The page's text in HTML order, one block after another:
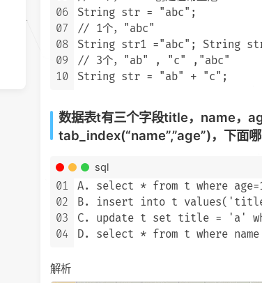
06
07
08
09
10
String str = "abc";
// 1个，"abc"
String str1 ="abc"; String
// 3个，"ab" , "c" ,"abc"
数据表t有三个字段title，name，
tab_index(“name”,”age”)，下面哪
sql
01
02
03
04
A. select * from t where
B. insert into t
C. update t set title = 'a'
解析